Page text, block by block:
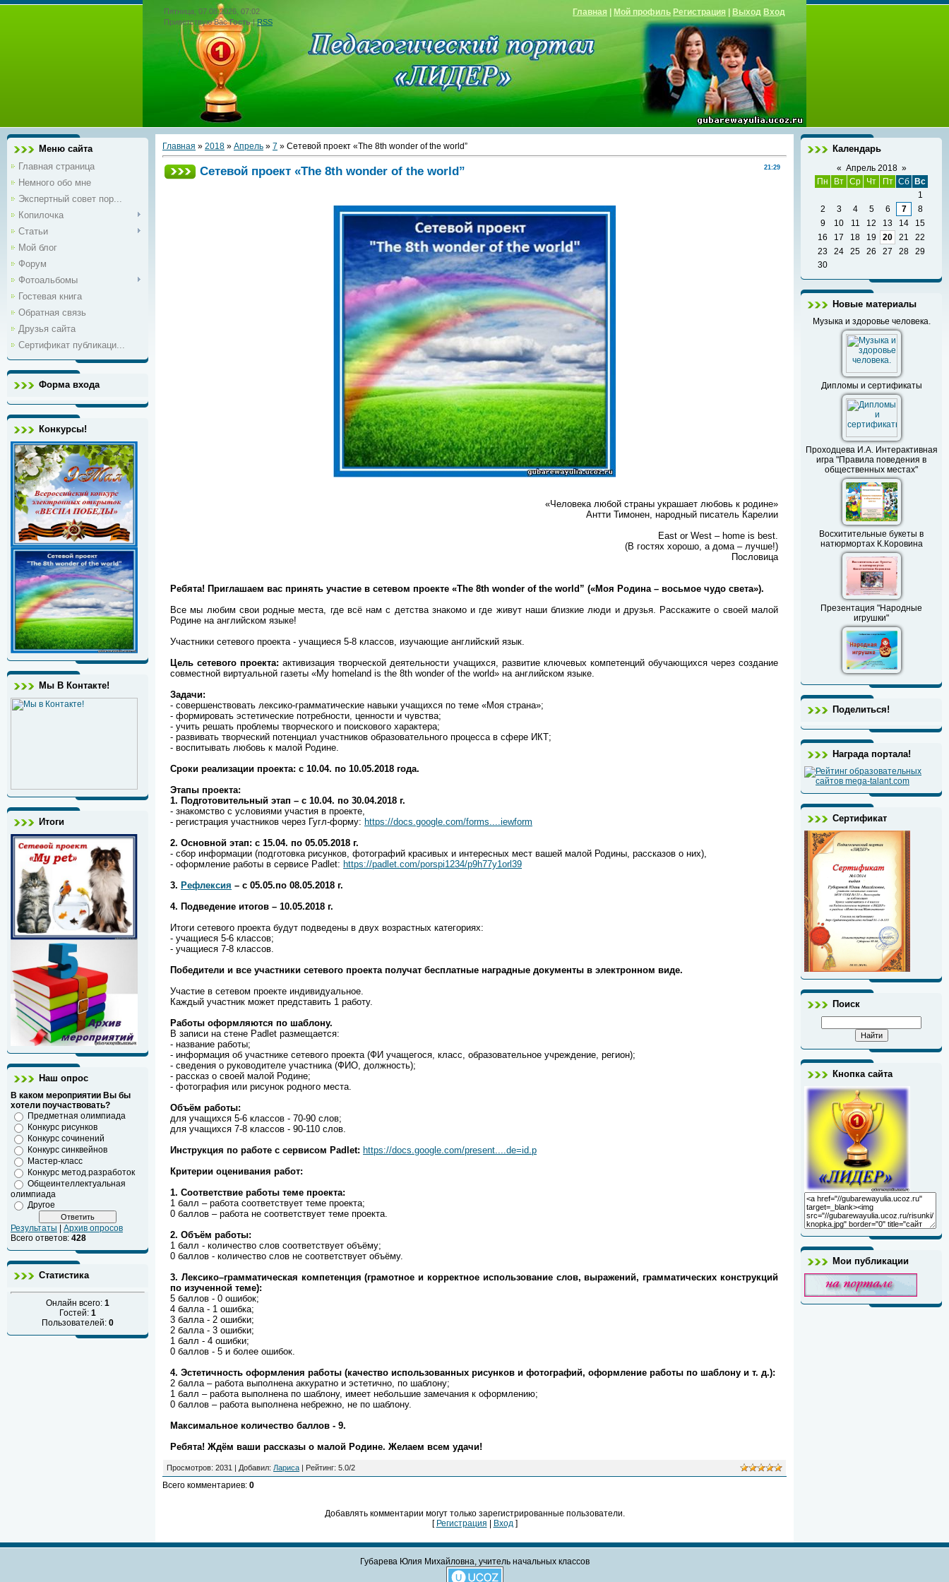
Пятница, 07.08.2026, 07:02
Приветствую Вас Гость|RSS
Главная Мой профиль Регистрация Выход Вход
Меню сайта
Главная страница
Немного обо мне
Экспертный совет пор...
Копилочка
Статьи
Мой блог
Форум
Фотоальбомы
Гостевая книга
Обратная связь
Друзья сайта
Сертификат публикаци...
Форма входа
Конкурсы!
Мы В Контакте!
Итоги
Наш опрос
В каком мероприятии Вы бы
хотели поучаствовать?
Предметная олимпиада
Конкурс рисунков
Конкурс сочинений
Конкурс синквейнов
Мастер-класс
Конкурс метод.разработок
Общеинтеллектуальная
олимпиада
Другое
Результаты
Архив опросов
Всего ответов: 428
Статистика
Онлайн всего: 1
Гостей: 1
Пользователей: 0
Главная » 2018 » Апрель » 7 » Сетевой проект «The 8th wonder of the world”
21:29
Сетевой проект «The 8th wonder of the world”
«Человека любой страны украшает любовь к родине»
Антти Тимонен, народный писатель Карелии
East or West – home is best.
(В гостях хорошо, а дома – лучше!)
Пословица
Ребята! Приглашаем вас принять участие в сетевом проекте «The 8th wonder of the world” («Моя Родина – восьмое чудо света»).
Все мы любим свои родные места, где всё нам с детства знакомо и где живут наши близкие люди и друзья. Расскажите о своей малой
Родине на английском языке!
Участники сетевого проекта - учащиеся 5-8 классов, изучающие английский язык.
Цель сетевого проекта: активизация творческой деятельности учащихся, развитие ключевых компетенций обучающихся через создание
совместной виртуальной газеты «My homeland is the 8th wonder of the world» на английском языке.
Задачи:
- совершенствовать лексико-грамматические навыки учащихся по теме «Моя страна»;
- формировать эстетические потребности, ценности и чувства;
- учить решать проблемы творческого и поискового характера;
- развивать творческий потенциал участников образовательного процесса в сфере ИКТ;
- воспитывать любовь к малой Родине.
Сроки реализации проекта: с 10.04. по 10.05.2018 года.
Этапы проекта:
1. Подготовительный этап – с 10.04. по 30.04.2018 г.
- знакомство с условиями участия в проекте,
- регистрация участников через Гугл-форму: https://docs.google.com/forms....iewform
2. Основной этап: с 15.04. по 05.05.2018 г.
- сбор информации (подготовка рисунков, фотографий красивых и интересных мест вашей малой Родины, рассказов о них),
- оформление работы в сервисе Padlet: https://padlet.com/porspi1234/p9h77y1orl39
3. Рефлексия – с 05.05.по 08.05.2018 г.
4. Подведение итогов – 10.05.2018 г.
Итоги сетевого проекта будут подведены в двух возрастных категориях:
- учащиеся 5-6 классов;
- учащиеся 7-8 классов.
Победители и все участники сетевого проекта получат бесплатные наградные документы в электронном виде.
Участие в сетевом проекте индивидуальное.
Каждый участник может представить 1 работу.
Работы оформляются по шаблону.
В записи на стене Padlet размещается:
- название работы;
- информация об участнике сетевого проекта (ФИ учащегося, класс, образовательное учреждение, регион);
- сведения о руководителе участника (ФИО, должность);
- рассказ о своей малой Родине;
- фотография или рисунок родного места.
Объём работы:
для учащихся 5-6 классов - 70-90 слов;
для учащихся 7-8 классов - 90-110 слов.
Инструкция по работе с сервисом Padlet: https://docs.google.com/present....de=id.p
Критерии оценивания работ:
1. Соответствие работы теме проекта:
1 балл – работа соответствует теме проекта;
0 баллов – работа не соответствует теме проекта.
2. Объём работы:
1 балл - количество слов соответствует объёму;
0 баллов - количество слов не соответствует объёму.
3. Лексико–грамматическая компетенция (грамотное и корректное использование слов, выражений, грамматических конструкций
по изученной теме):
5 баллов - 0 ошибок;
4 балла - 1 ошибка;
3 балла - 2 ошибки;
2 балла - 3 ошибки;
1 балл - 4 ошибки;
0 баллов - 5 и более ошибок.
4. Эстетичность оформления работы (качество использованных рисунков и фотографий, оформление работы по шаблону и т. д.):
2 балла – работа выполнена аккуратно и эстетично, по шаблону;
1 балл – работа выполнена по шаблону, имеет небольшие замечания к оформлению;
0 баллов – работа выполнена небрежно, не по шаблону.
Максимальное количество баллов - 9.
Ребята! Ждём ваши рассказы о малой Родине. Желаем всем удачи!
Просмотров: 2031 | Добавил: Лариса | Рейтинг: 5.0/2
Всего комментариев: 0
Добавлять комментарии могут только зарегистрированные пользователи.
[ Регистрация Вход]
Календарь
« Апрель 2018 »
Пн
Вт Ср Чт Пт Сб
Вс
1
2
3 4 5 6 7
8
9
10 11 12 13 14
15
16
17 18 19 20 21
22
23
24 25 26 27 28
29
30
Новые материалы
Музыка и здоровье человека.
Дипломы и сертификаты
Проходцева И.А. Интерактивная
игра "Правила поведения в
общественных местах"
Восхитительные букеты в
натюрмортах К.Коровина
Презентация "Народные
игрушки"
Поделиться!
Награда портала!
Сертификат
Поиск
Кнопка сайта
Мои публикации
Губарева Юлия Михайловна, учитель начальных классов